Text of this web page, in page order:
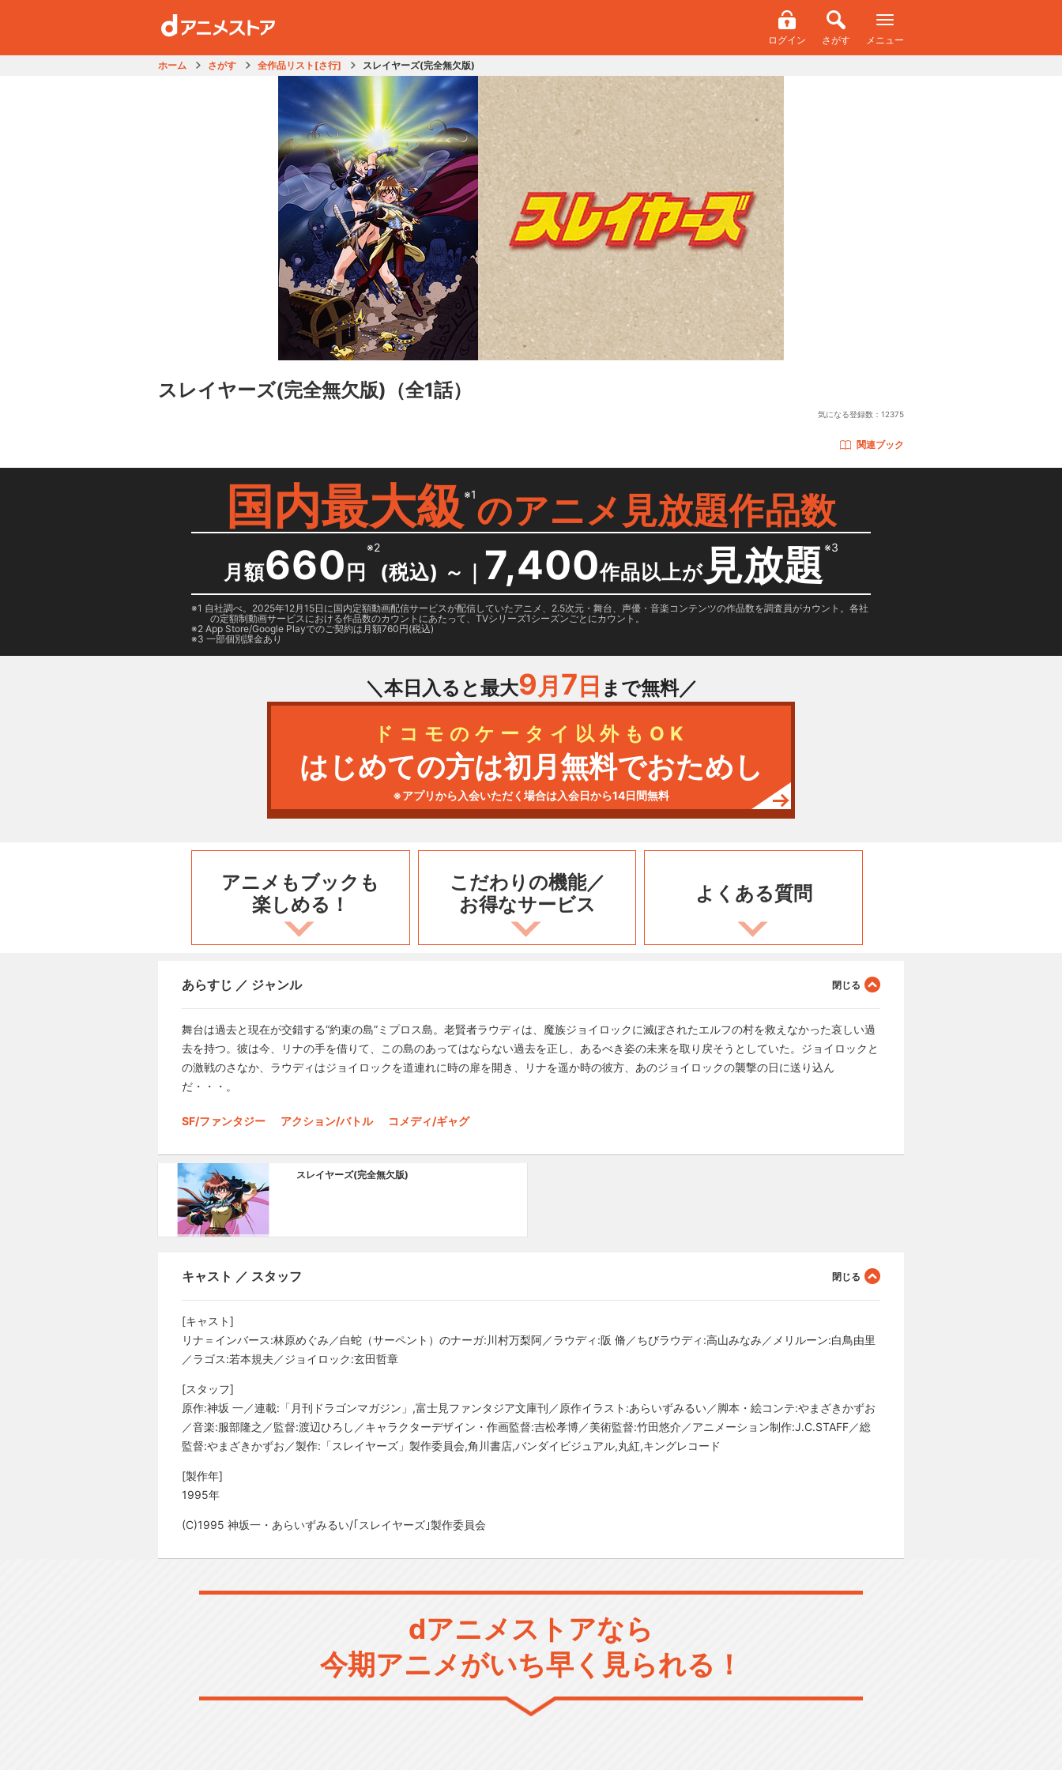
ログイン さがす メニュー
ホーム さがす 全作品リスト[さ行] スレイヤーズ(完全無欠版)
スレイヤーズ(完全無欠版) （全1話）
気になる登録数： 12375
関連ブック
国内最大級 ※1のアニメ見放題作品数
月額660 円
※2
(税込) ～ ｜ 7,400作品以上が 見放題※3
1 自社調べ。2025年12月15日に国内定額動画配信サービスが配信していたアニメ、2.5次元・舞台、声優・音楽コンテンツの作品数を調査員がカウント。各社
の定額制動画サービスにおける作品数のカウントにあたって、TVシリーズ1シーズンごとにカウント。
2 App Store/Google Playでのご契約は月額760円(税込)
3 一部個別課金あり
＼本日入ると最大9月 7 日 まで無料／
ドコモのケータイ以外もOK
はじめての方は初月無料でおためし
※アプリから入会いただく場合は入会日から14日間無料
アニメもブックも
楽しめる！
こだわりの機能／
お得なサービス
よくある質問
あらすじ ／ ジャンル
舞台は過去と現在が交錯する“約束の島”ミプロス島。老賢者ラウディは、魔族ジョイロックに滅ぼされたエルフの村を救えなかった哀しい過
去を持つ。彼は今、リナの手を借りて、この島のあってはならない過去を正し、あるべき姿の未来を取り戻そうとしていた。ジョイロックと
の激戦のさなか、ラウディはジョイロックを道連れに時の扉を開き、リナを遥か時の彼方、あのジョイロックの襲撃の日に送り込ん
だ・・・。
SF/ファンタジー アクション/バトル コメディ/ギャグ
スレイヤーズ(完全無欠版)
キャスト ／ スタッフ
[キャスト]
リナ＝インバース:林原めぐみ／白蛇（サーペント）のナーガ:川村万梨阿／ラウディ:阪 脩／ちびラウディ:高山みなみ／メリルーン:白鳥由里
／ラゴス:若本規夫／ジョイロック:玄田哲章
[スタッフ]
原作:神坂 一／連載:「月刊ドラゴンマガジン」,富士見ファンタジア文庫刊／原作イラスト:あらいずみるい／脚本・絵コンテ:やまざきかずお
／音楽:服部隆之／監督:渡辺ひろし／キャラクターデザイン・作画監督:吉松孝博／美術監督:竹田悠介／アニメーション制作:J.C.STAFF／総
監督:やまざきかずお／製作:「スレイヤーズ」製作委員会,角川書店,バンダイビジュアル,丸紅,キングレコード
[製作年]
1995年
(C)1995 神坂一・あらいずみるい/｢スレイヤーズ｣製作委員会
dアニメストアなら
今期アニメがいち早く見られる！